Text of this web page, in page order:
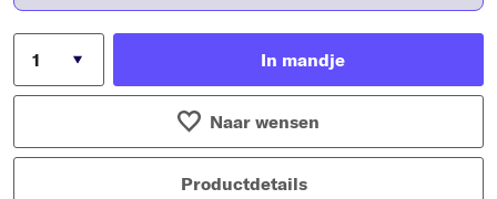
In mandje
Naar wensen
Productdetails